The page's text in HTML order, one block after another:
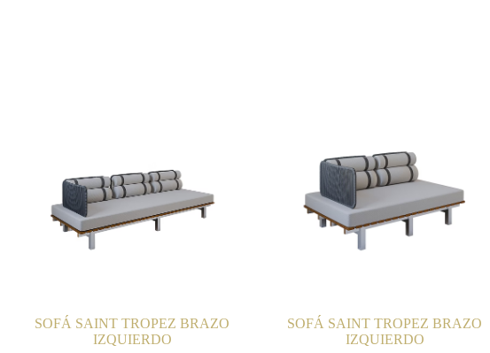
SOFÁ SAINT TROPEZ BRAZO
IZQUIERDO
SOFÁ SAINT TROPEZ BRAZO
IZQUIERDO